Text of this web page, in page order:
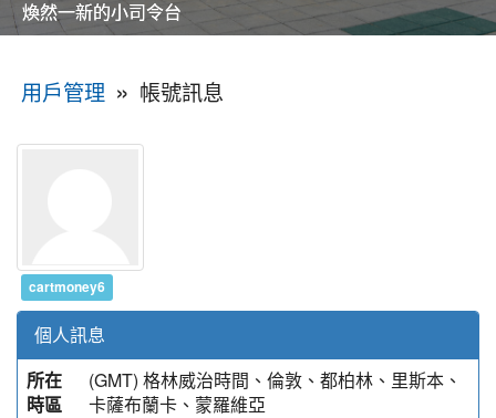
美麗的操場是我們活力的來源
美麗的操場是我們活力的來源
煥然一新的小司令台
煥然一新的小司令台
富含桃園埤塘田園風光意象的中廊
富含桃園埤塘田園風光意象的中廊
嶄新的中庭廣場
嶄新的中庭廣場
水生池生生不息
水生池生生不息
用戶管理 » 帳號訊息
cartmoney6
個人訊息
所在
時區
(GMT) 格林威治時間、倫敦、都柏林、里斯本、
卡薩布蘭卡、蒙羅維亞